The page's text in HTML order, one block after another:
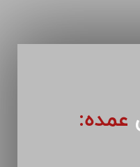
عمده: